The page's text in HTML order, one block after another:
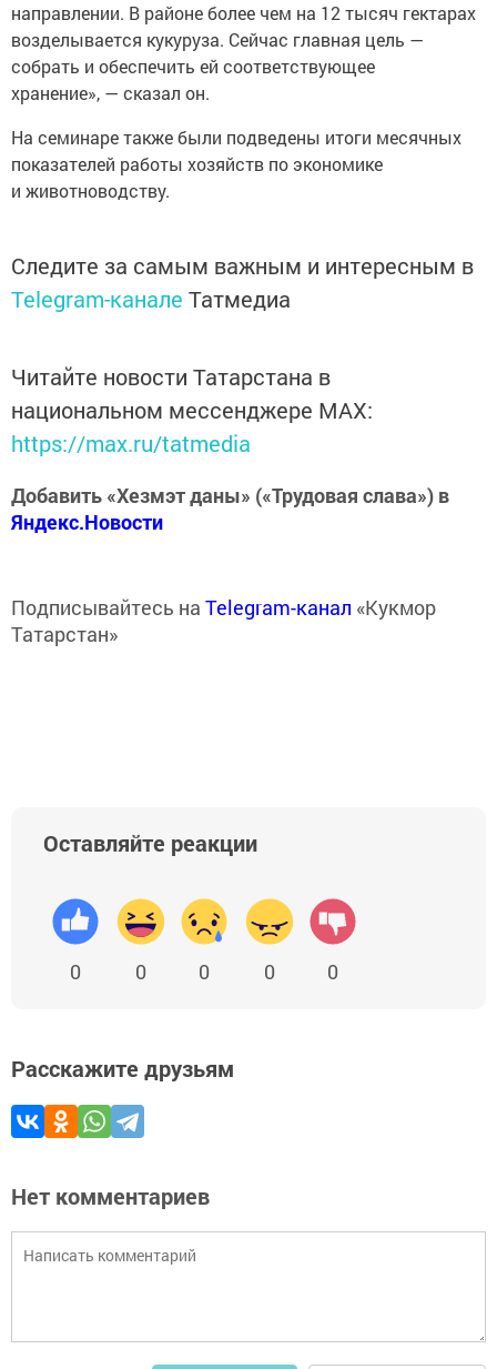
направлении. В районе более чем на 12 тысяч гектарах
возделывается кукуруза. Сейчас главная цель —
собрать и обеспечить ей соответствующее
хранение», — сказал он.
На семинаре также были подведены итоги месячных
показателей работы хозяйств по экономике
и животноводству.
Следите за самым важным и интересным в
Telegram-канале Татмедиа
Читайте новости Татарстана в
национальном мессенджере MАХ:
https://max.ru/tatmedia
Добавить «Хезмэт даны» («Трудовая слава») в
Яндекс.Новости
Подписывайтесь на Telegram-канал «Кукмор
Татарстан»
Оставляйте реакции
0 0 0 0 0
Расскажите друзьям
Нет комментариев